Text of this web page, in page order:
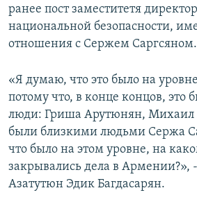
ранее пост заместитетя
национальной безопасности,
отношения с Сержем Саргсяном.
«Я думаю, что это было на
потому что, в конце концов, это
люди: Гриша Арутюнян, Михаил
были близкими людьми Сержа
что было на этом уровне, на
закрывались дела в Армении?»,
Азатутюн Эдик Багдасарян.